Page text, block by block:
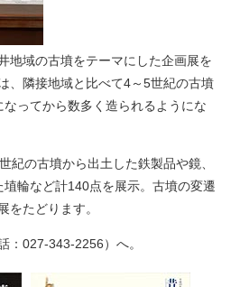
地域の古墳をテーマにした企画展を
、隣接地域と比べて4～5世紀の古墳
ってから数多く造られるようにな
紀の古墳から出土した鉄製品や鏡、
輪など計140点を展示。古墳の変遷
をたどります。
：027-343-2256）へ。